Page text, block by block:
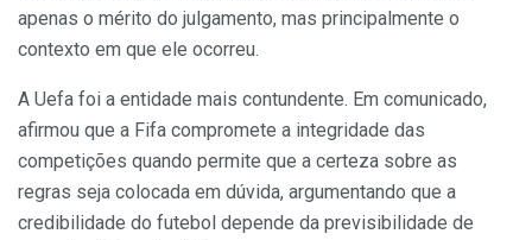
apenas o mérito do julgamento, mas principalmente o
contexto em que ele ocorreu.
A Uefa foi a entidade mais contundente. Em comunicado,
afirmou que a Fifa compromete a integridade das
competições quando permite que a certeza sobre as
regras seja colocada em dúvida, argumentando que a
credibilidade do futebol depende da previsibilidade de